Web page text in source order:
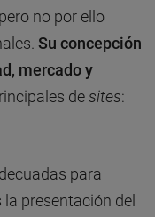
no por ello
Su concepción
mercado y
desites:
para
presentación del